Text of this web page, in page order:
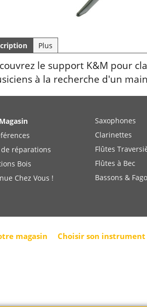
Plus
le support K&M pour
à la recherche d'un
réparations
Bois
Chez Vous !
Saxophones
Clarinettes
Flûtes
Flûtes à Bec
Bassons &
magasin Choisir son